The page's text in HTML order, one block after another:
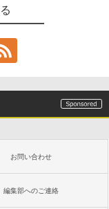
お問い合わせ
編集部へのご連絡